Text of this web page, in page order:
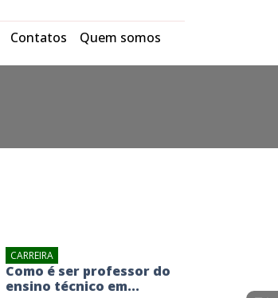
Contatos Quem somos
CARREIRA
Como é ser professor do
ensino técnico em...